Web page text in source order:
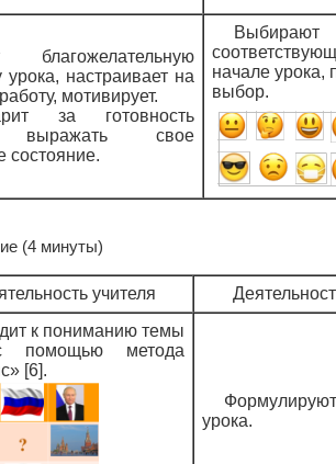
благожелательную
настраивает на
мотивирует.
за готовность
выражать свое
состояние.
начале урока,
выбор.
(4 минуты)
учителя
к пониманию темы
помощью метода
[6].
урока.